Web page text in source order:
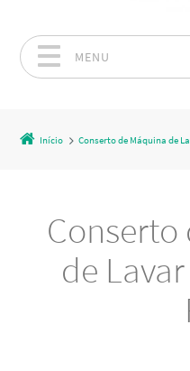
MENU
Início Conserto de Máquina de
Conserto
de